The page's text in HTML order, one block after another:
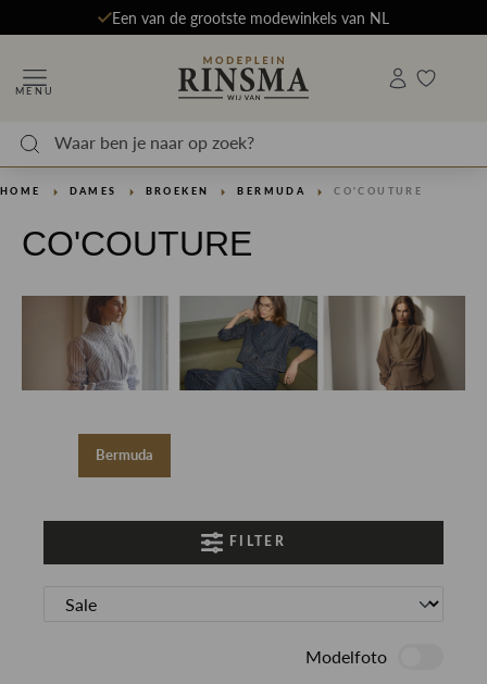
Een van de grootste modewinkels van NL
MENU
HOME DAMES BROEKEN BERMUDA CO'COUTURE
CO'COUTURE
Bermuda
FILTER
Modelfoto